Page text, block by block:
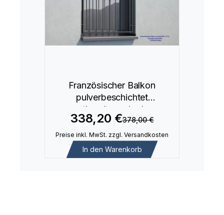
Französischer Balkon
pulverbeschichtet
anthrazitgrau in der
Fensteröffnung RAL 7016
338,20 €378,00 €
Preise inkl. MwSt. zzgl. Versandkosten
In den Warenkorb